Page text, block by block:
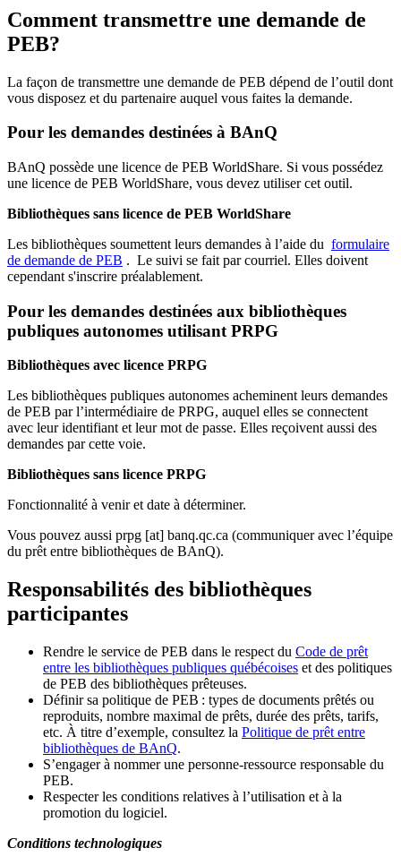
Comment transmettre une demande de
PEB?
La façon de transmettre une demande de PEB dépend de l’outil dont
vous disposez et du partenaire auquel vous faites la demande.
Pour les demandes destinées à BAnQ
BAnQ possède une licence de PEB WorldShare. Si vous possédez
une licence de PEB WorldShare, vous devez utiliser cet outil.
Bibliothèques sans licence de PEB WorldShare
Les bibliothèques soumettent leurs demandes à l’aide du formulaire
de demande de PEB . Le suivi se fait par courriel. Elles doivent
cependant s'inscrire préalablement.
Pour les demandes destinées aux bibliothèques
publiques autonomes utilisant PRPG
Bibliothèques avec licence PRPG
Les bibliothèques publiques autonomes acheminent leurs demandes
de PEB par l’intermédiaire de PRPG, auquel elles se connectent
avec leur identifiant et leur mot de passe. Elles reçoivent aussi des
demandes par cette voie.
Bibliothèques sans licence PRPG
Fonctionnalité à venir et date à déterminer.
Vous pouvez aussi prpg [at] banq.qc.ca (communiquer avec l’équipe
du prêt entre bibliothèques de BAnQ).
Responsabilités des bibliothèques
participantes
Rendre le service de PEB dans le respect du Code de prêt
entre les bibliothèques publiques québécoises et des politiques
de PEB des bibliothèques prêteuses.
Définir sa politique de PEB : types de documents prêtés ou
reproduits, nombre maximal de prêts, durée des prêts, tarifs,
etc. À titre d’exemple, consultez la Politique de prêt entre
bibliothèques de BAnQ.
S’engager à nommer une personne-ressource responsable du
PEB.
Respecter les conditions relatives à l’utilisation et à la
promotion du logiciel.
Conditions technologiques